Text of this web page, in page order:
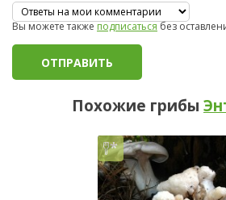
Вы можете такжеподписатьсябез
Похожие грибы